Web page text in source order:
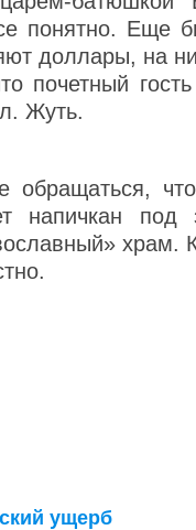
понятно. Еще
доллары, на
почетный
Жуть.
напичкан под
храм.
ущерб